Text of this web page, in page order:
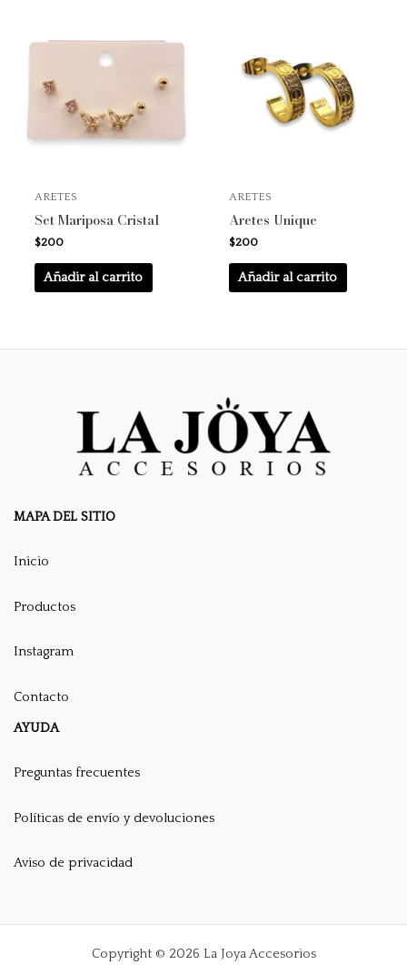
ARETES
Set Mariposa Cristal
$200
Añadir al carrito
ARETES
Aretes Unique
$200
Añadir al carrito
MAPA DEL SITIO
Inicio
Productos
Instagram
Contacto
AYUDA
Preguntas frecuentes
Políticas de envío y devoluciones
Aviso de privacidad
Copyright © 2026 La Joya Accesorios